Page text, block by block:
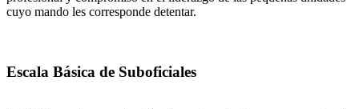
cuyo mando les corresponde detentar.
Escala Básica de Suboficiales